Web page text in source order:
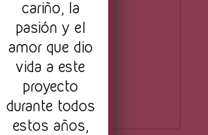
cariño, la
pasión y el
amor que dio
vida a este
proyecto
durante todos
estos años,